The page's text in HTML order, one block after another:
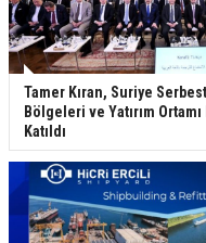
Tamer Kıran, Suriye
Bölgeleri ve Yatırım
Katıldı